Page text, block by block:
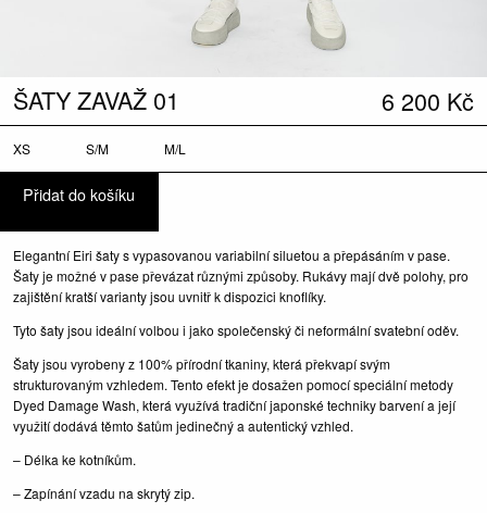
ŠATY ZAVAŽ 01 6 200 Kč
XS S/M M/L
Elegantní Eiri šaty s vypasovanou variabilní siluetou a přepásáním v pase.
Šaty je možné v pase převázat různými způsoby. Rukávy mají dvě polohy, pro
zajištění kratší varianty jsou uvnitř k dispozici knoflíky.
Tyto šaty jsou ideální volbou i jako společenský či neformální svatební oděv.
Šaty jsou vyrobeny z 100% přírodní tkaniny, která překvapí svým
strukturovaným vzhledem. Tento efekt je dosažen pomocí speciální metody
Dyed Damage Wash, která využívá tradiční japonské techniky barvení a její
využití dodává těmto šatům jedinečný a autentický vzhled.
– Délka ke kotníkům.
– Zapínání vzadu na skrytý zip.